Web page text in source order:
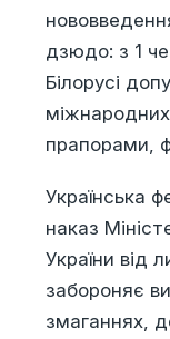
дзюдо: з 1
Білорусі
міжнародних
прапорами,
Українська
наказ
України від
забороняє
змаганнях,